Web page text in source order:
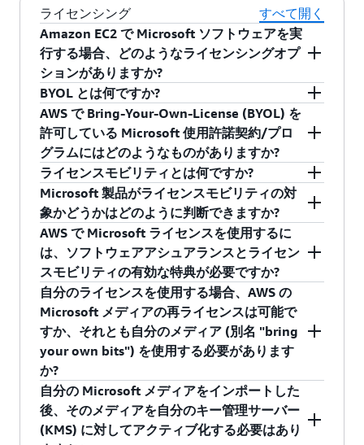
定と解決を試み、必要に応じてお客様の許可を
得た上で、Microsoft と共に AWS のサービスに
関連した問題のトラブルシューティングを行い
ます。Microsoft によるサポート期間が終了した
Microsoft 製品はこの拡張サポートの対象外で
す。
り確実に対処、解決されることを保証するもの
です。しかし、AWS のサービスと関係なく
Microsoft アプリケーションで問題が発生した場
合は、お客様の Microsoft サポート契約を通じて
直接 Microsoft サポートにお問い合わせくださ
い。
AWS では、Windows Server、SQL Server、
Exchange Server、SharePoint Server、リモート
デスクトップサービスなど、さまざまな種類の
Microsoft ソフトウェアを実行できます。
Amazon EC2 または Amazon RDS で Windows
Server および SQL Server のライセンスが含まれ
るライセンス込みインスタンスを使用すること
も、AWS Marketplace/AWS License Manager を
通じて EC2 上で、または Amazon WorkSpaces
もしくは AppStream 2.0 上で、Microsoft デスク
トップアプリケーションをライセンス込みで購
入することもできます。AWS のお客様は、オン
プレミスの Microsoft ボリュームライセンス (ラ
イセンスモビリティ特典付き) を柔軟に利用し、
Microsoft ライセンス条件に従って Amazon EC2
インスタンスにデプロイできます。2023 年 8 月
1 日より、Amazon WorkSpaces サービスで、対
象の Microsoft 365 プランを使用して、エンター
プライズ/ビジネス向けの Microsoft 365 アプリ
をデプロイできます。詳細については、
Microsoft の製品規約サイトの「Amazon
WorkSpaces のデプロイ」をご覧ください。
ライセンシング
すべて開く
Amazon EC2 で Microsoft ソフトウェアを実
行する場合、どのようなライセンシングオプ
ションがありますか?
AWS は、Amazon EC2、Amazon RDS、Amazon
EVS、AWS Outposts などのサービスにおいて、
Microsoft Windows Server および SQL Server の
ライセンス込みオプションを提供しています。
Windows Server リモートデスクトップサービ
ス、Office、Visual Studio などの他の製品は
Amazon EC2 および Amazon WorkSpaces で利用
でき、Project と Visio も Amazon WorkSpaces で
利用できます。また、お客様が独自のライセン
スを持ち込むオプションもあります。この場
合、Microsoft の規約が適用されます。
BYOL とは何ですか?
BYOL (「Bring Your Own License」) は、購入済
みのオンプレミスライセンスを AWS に持ち込む
プロセスです。AWS には、BYOL のニーズを満
たすための共有および専用のデプロイオプショ
ンがあります。BYOL を利用すると、持ち込む製
品のライセンスコストがインスタンスの価格か
ら除外されます。BYOL を利用する場合、お客様
には自分のライセンスを管理する責任がありま
す。Amazon EC2 には、AWS License Managerや
Dedicated Hosts の対象配置などの機能があり、
ライセンスのライフサイクル全体にわたってラ
イセンスのコンプライアンスを維持するのに役
立ちます。
AWS で Bring-Your-Own-License (BYOL) を
許可している Microsoft 使用許諾契約/プロ
グラムにはどのようなものがありますか?
BYOL の資格は、製品固有の条件、および場合に
よってはライセンスモビリティや購入日の要件
に依存します。AWS 上での BYOL を許可する
Microsoft のライセンス契約および/またはプロ
グラムには、以下のものが含まれます (ただし、
これらに限定されません)。
マイクロソフトエンタープライズ登録/契約
(EA)
マイクロソフトサーバーおよびクラウド加入
契約 (SCE)
マイクロソフトエンタープライズサブスクリ
プション契約 (EAS)
ライセンスモビリティとは何ですか?
ライセンスモビリティは、Microsoft ソフトウェ
アアシュアランスの特典です。これにより、デ
フォルト (共有) テナント Amazon EC2 を含む共
有クラウドインフラストラクチャに特定の製品
ライセンスを持ち込むことができます。ライセ
ンスモビリティの対象となるには、有効なソフ
トウェアアシュアランスまたは対象となるサブ
スクリプションが必要です。ライセンスモビリ
ティの詳細については、AWS のサイトのライセ
ンスモビリティのページをご覧ください。
Microsoft 製品がライセンスモビリティの対
象かどうかはどのように判断できますか?
この情報は、Microsoft 製品条項に含まれていま
す。各製品にはライセンスモビリティの対象か
どうかを示す、個別のソフトウェアアシュアラ
ンスの項目があります。 ライセンスモビリティ
の対象製品には、SQL Server、Remote Desktop
Services、System Center、Exchange、
SharePoint が含まれます。
AWS で Microsoft ライセンスを使用するに
は、ソフトウェアアシュアランスとライセン
スモビリティの有効な特典が必要ですか?
ライセンスモビリティの特典なしで対象となる
ライセンスを持ち込むには、専用インフラスト
ラクチャが必要です。対象となるには、ライセ
ンスは 2019 年 10 月 1 日よりも前に購入されて
いる (または、2019 年 10 月 1 日よりも前に有効
だったアクティブなエンタープライズ登録期間
中に true-up として追加されている) 必要があ
り、デプロイされるバージョンは 2019 年 10 月
自分のライセンスを使用する場合、AWS の
Microsoft メディアの再ライセンスは可能で
すか、それとも自分のメディア (別名 "bring
your own bits") を使用する必要があります
か?
いいえ。自分のメディアをインポートしてライ
センス付与する必要があります。開始するに
は、 ImportImage
API を使用して (AWS CLI また
自分の Microsoft メディアをインポートした
後、そのメディアを自分のキー管理サーバー
(KMS) に対してアクティブ化する必要はあり